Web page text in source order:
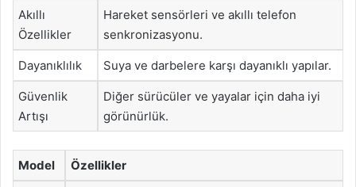
Akıllı
Özellikler
Hareket sensörleri ve akıllı telefon
senkronizasyonu.
Dayanıklılık Suya ve darbelere karşı dayanıklı yapılar.
Güvenlik
Artışı
Diğer sürücüler ve yayalar için daha iyi
görünürlük.
Model Özellikler